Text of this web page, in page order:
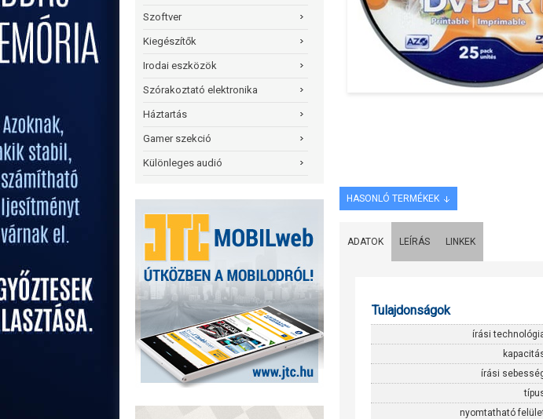
Szoftver
Kiegészítők
Irodai eszközök
Szórakoztató elektronika
Háztartás
Gamer szekció
Különleges audió
HASONLÓ TERMÉKEK
ADATOK LEÍRÁS LINKEK
Tulajdonságok
írási
írási
nyomtatható